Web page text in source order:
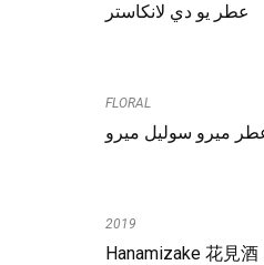
عطر يو دي لانكاستر
FLORAL
ميرو سوليل ميرو
2019
Hanamizake 花見酒